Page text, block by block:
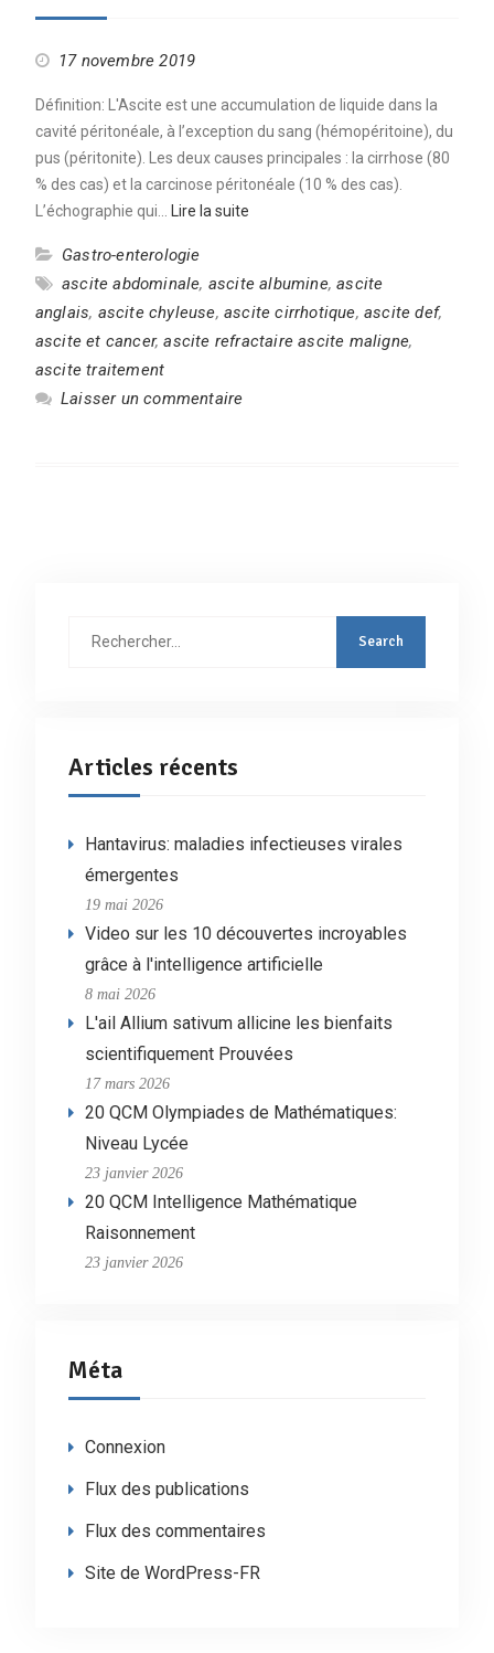
17 novembre 2019
Définition: L'Ascite est une accumulation de liquide dans la
cavité péritonéale, à l’exception du sang (hémopéritoine), du
pus (péritonite). Les deux causes principales : la cirrhose (80
% des cas) et la carcinose péritonéale (10 % des cas).
L’échographie qui…
Lire la suite
Gastro-enterologie
ascite abdominale, ascite albumine,ascite
anglais, ascite chyleuse, ascite cirrhotique, ascite def,
ascite et cancer,ascite refractaire ascite maligne,
ascite traitement
Laisser un commentaire
Articles récents
Hantavirus: maladies infectieuses virales
émergentes
19 mai 2026
Video sur les 10 découvertes incroyables
grâce à l'intelligence artificielle
8 mai 2026
L'ail Allium sativum allicine les bienfaits
scientifiquement Prouvées
17 mars 2026
20 QCM Olympiades de Mathématiques:
Niveau Lycée
23 janvier 2026
20 QCM Intelligence Mathématique
Raisonnement
23 janvier 2026
Méta
Connexion
Flux des publications
Flux des commentaires
Site de WordPress-FR